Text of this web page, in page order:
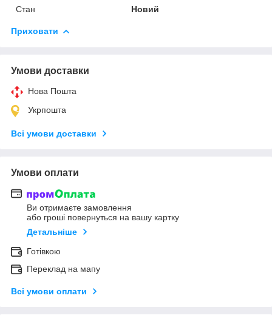
Стан
Новий
Приховати
Умови доставки
Нова Пошта
Укрпошта
Всі умови доставки
Умови оплати
Ви отримаєте замовлення
або гроші повернуться на вашу картку
Детальніше
Готівкою
Переклад на мапу
Всі умови оплати